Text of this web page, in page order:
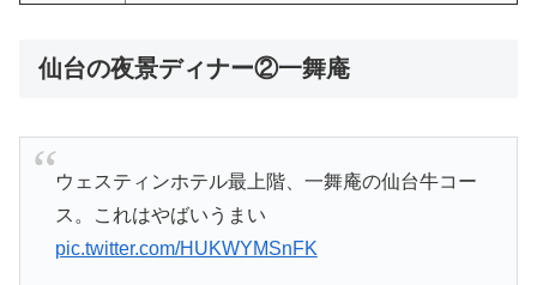
仙台の夜景ディナー②一舞庵
ウェスティンホテル最上階、一舞庵の仙台牛コー
ス。これはやばいうまい
pic.twitter.com/HUKWYMSnFK